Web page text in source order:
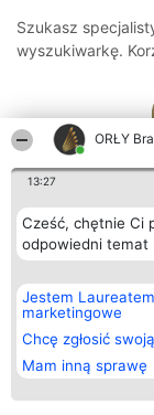
ORŁY
13:27
Cześć, chętnie Ci
odpowiedni temat
Jestem
marketingowe
Chcę zgłosić
Mam inną sprawę
Szukasz
wyszukiwarkę.
Organizator
Bright Side Solutions sp.
o. sp. k.
ul. Ruska 22
Wrocław 50-079
KRS 0000749100 | Regon
381313360 | NIP